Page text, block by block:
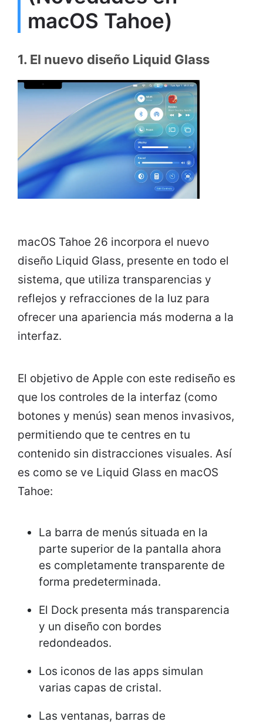
macOS Tahoe)
1. El nuevo diseño Liquid Glass
macOS Tahoe 26 incorpora el nuevo
diseño Liquid Glass, presente en todo el
sistema, que utiliza transparencias y
reflejos y refracciones de la luz para
ofrecer una apariencia más moderna a la
interfaz.
El objetivo de Apple con este rediseño es
que los controles de la interfaz (como
botones y menús) sean menos invasivos,
permitiendo que te centres en tu
contenido sin distracciones visuales. Así
es como se ve Liquid Glass en macOS
Tahoe:
La barra de menús situada en la
parte superior de la pantalla ahora
es completamente transparente de
forma predeterminada.
El Dock presenta más transparencia
y un diseño con bordes
redondeados.
Los iconos de las apps simulan
varias capas de cristal.
Las ventanas, barras de